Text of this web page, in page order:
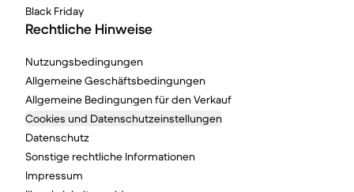
Black Friday
Rechtliche Hinweise
Nutzungsbedingungen
Allgemeine Geschäftsbedingungen
Allgemeine Bedingungen für den Verkauf
Cookies und Datenschutzeinstellungen
Datenschutz
Sonstige rechtliche Informationen
Impressum